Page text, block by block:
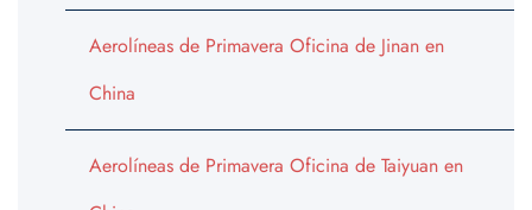
Aerolíneas de Primavera Oficina de Jinan en
China
Aerolíneas de Primavera Oficina de Taiyuan en